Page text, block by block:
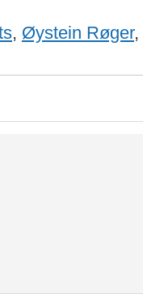
, Øystein Røger,